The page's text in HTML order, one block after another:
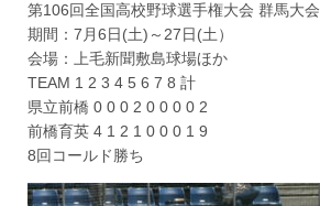
第106回全国高校野球選手権大会 群馬大会
期間：7月6日(土)～27日(土）
会場：上毛新聞敷島球場ほか
TEAM 1 2 3 4 5 6 7 8 計
県立前橋 0 0 0 2 0 0 0 0 2
前橋育英 4 1 2 1 0 0 0 1 9
8回コールド勝ち